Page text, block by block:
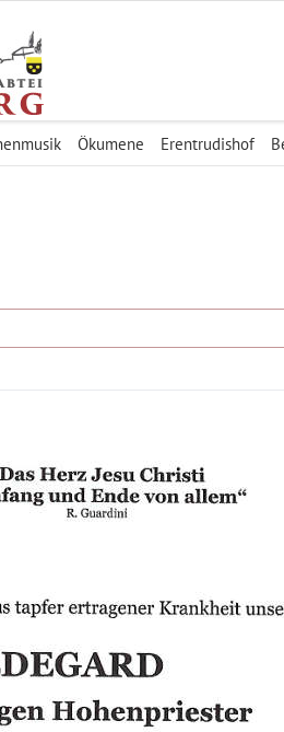
Ökumene Erentrudishof